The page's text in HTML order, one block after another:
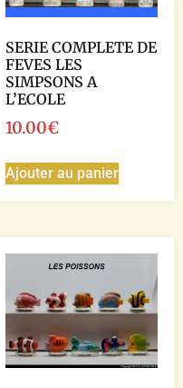
SERIE COMPLETE DE
FEVES LES
SIMPSONS A
L’ECOLE
10.00€
Ajouter au panier